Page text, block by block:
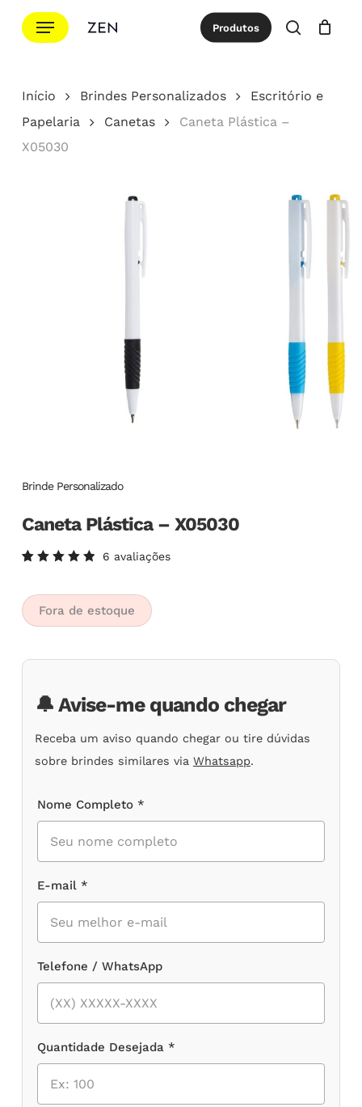
para
principal
Menu Produtos
procurar
Cotação Close
Início Brindes Personalizados
Escritório e
Papelaria
Canetas
Caneta Plástica –
X05030
Brinde Personalizado
Caneta Plástica – X05030
5.00de
5, com
baseado
em
clientes
6 avaliações
Fora de estoque
🔔 Avise-me quando chegar
Receba um aviso quando chegar ou tire dúvidas
sobre brindes similares via Whatsapp.
Nome Completo *
E-mail *
Telefone / WhatsApp
Quantidade Desejada *